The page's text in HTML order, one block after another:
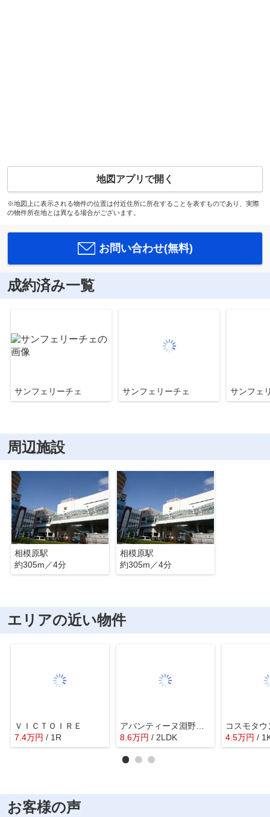
地図アプリで開く
※地図上に表示される物件の位置は付近住所に所在することを表すものであり、実際
の物件所在地とは異なる場合がございます。
お問い合わせ(無料)
成約済み一覧
サンフェリーチェ サンフェリーチェ サンフェ
周辺施設
相模原駅
約305m／4分
相模原駅
約305m／4分
エリアの近い物件
ＶＩＣＴＯＩＲＥ
7.4万円 / 1R
アバンティーヌ淵野辺Ａ
8.6万円 / 2LDK
コスモタ
4.5万円 /
お客様の声